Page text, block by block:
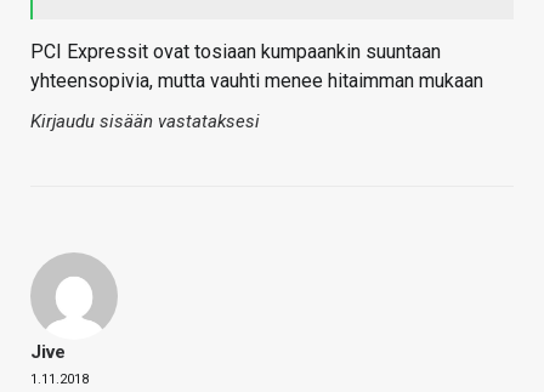
PCI Expressit ovat tosiaan kumpaankin suuntaan
yhteensopivia, mutta vauhti menee hitaimman mukaan
Kirjaudu sisään vastataksesi
Jive
1.11.2018